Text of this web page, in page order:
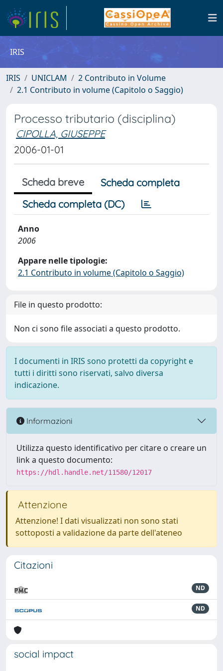
IRIS
IRIS UNICLAM
2 Contributo in Volume
2.1 Contributo in volume (Capitolo o Saggio)
Processo tributario (disciplina)
CIPOLLA, GIUSEPPE
2006-01-01
Scheda breve
Scheda completa
Scheda completa (DC)
Anno
2006
Appare nelle tipologie:
2.1 Contributo in volume (Capitolo o Saggio)
File in questo prodotto:
Non ci sono file associati a questo prodotto.
I documenti in IRIS sono protetti da copyright e
tutti i diritti sono riservati, salvo diversa
indicazione.
Informazioni
Utilizza questo identificativo per citare o creare un
link a questo documento:
https://hdl.handle.net/11580/12017
Attenzione
Attenzione! I dati visualizzati non sono stati
sottoposti a validazione da parte dell'ateneo
Citazioni
ND
ND
social impact